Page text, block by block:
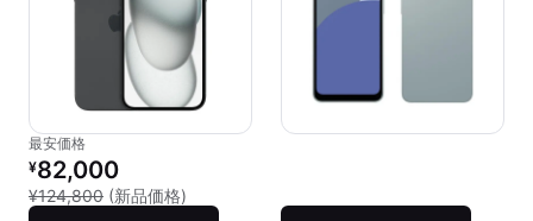
最安価格
リファービッシュ品の価格：
¥82,000
¥124,800 (新品価格)